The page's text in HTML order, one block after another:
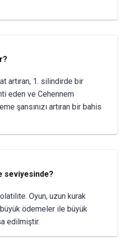
artıran, 1. silindirde bir
eden ve Cehennem
şansınızı artıran bir bahis
seviyesinde?
Oyun, uzun kurak
ödemeler ile büyük
edilmiştir.